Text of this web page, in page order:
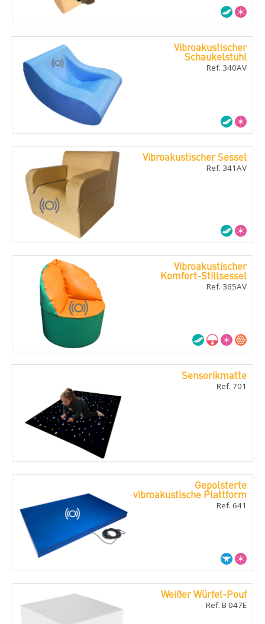
Vibroakustischer
Schaukelstuhl
Ref. 340AV
Vibroakustischer Sessel
Ref. 341AV
Vibroakustischer
Komfort-Stillsessel
Ref. 365AV
Sensorikmatte
Ref. 701
Gepolsterte
vibroakustische Plattform
Ref. 641
Weißer Würfel-Pouf
Ref. B 047E